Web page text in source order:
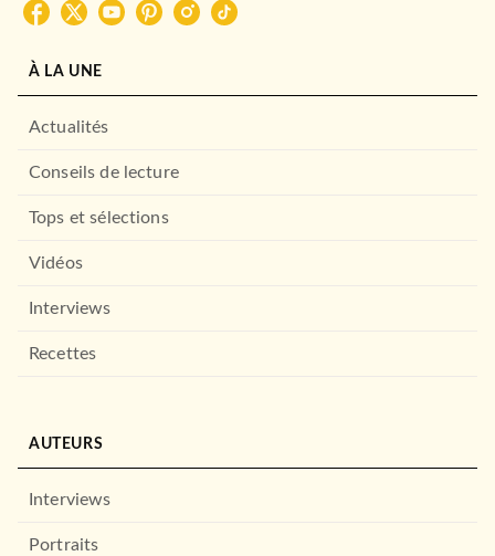
À LA UNE
Actualités
Conseils de lecture
Tops et sélections
Vidéos
Interviews
Recettes
AUTEURS
Interviews
Portraits